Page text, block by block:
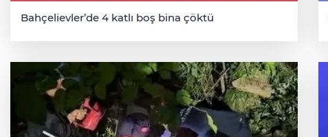
Bahçelievler’de 4 katlı boş bina çöktü